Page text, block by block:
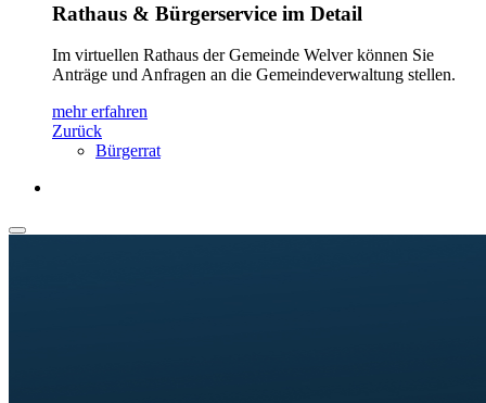
Rathaus & Bürgerservice im Detail
Im virtuellen Rathaus der Gemeinde Welver können Sie
Anträge und Anfragen an die Gemeindeverwaltung stellen.
mehr erfahren
Zurück
Bürgerrat